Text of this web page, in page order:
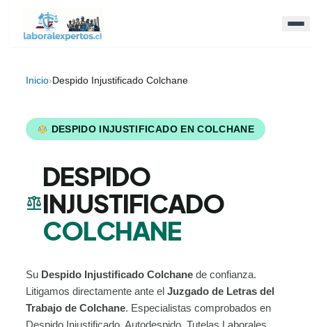
Inicio›Despido Injustificado Colchane
DESPIDO INJUSTIFICADO EN COLCHANE
balance
DESPIDO
INJUSTIFICADO
COLCHANE
Su Despido Injustificado Colchane de confianza.
Litigamos directamente ante elJuzgado de Letras del
Trabajo de Colchane. Especialistas comprobados en